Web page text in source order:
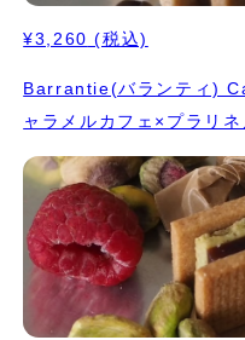
¥3,260 (税込)
Barrantie(バランティ)
ャラメルカフェ×プラリネ